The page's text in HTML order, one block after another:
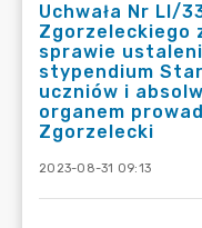
Uchwała Nr LI/
Zgorzeleckiego
sprawie
stypendium
uczniów i
organem
Zgorzelecki
2023-08-31 09:13